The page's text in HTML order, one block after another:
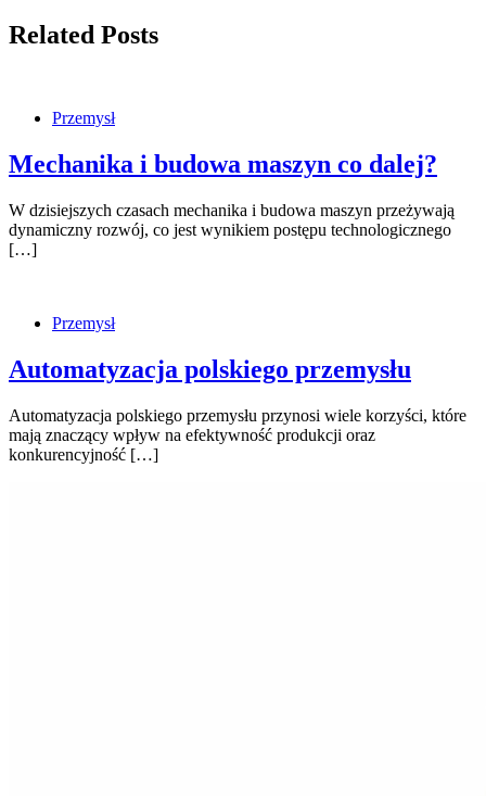
Related Posts
Przemysł
Mechanika i budowa maszyn co dalej?
W dzisiejszych czasach mechanika i budowa maszyn przeżywają
dynamiczny rozwój, co jest wynikiem postępu technologicznego
[…]
Przemysł
Automatyzacja polskiego przemysłu
Automatyzacja polskiego przemysłu przynosi wiele korzyści, które
mają znaczący wpływ na efektywność produkcji oraz
konkurencyjność […]